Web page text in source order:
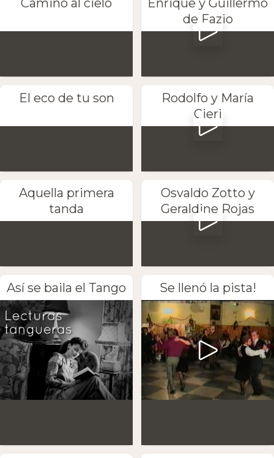
Camino al cielo
Enrique y Guillermo
de Fazio
El eco de tu son
Rodolfo y María
Cieri
Aquella primera
tanda
Osvaldo Zotto y
Geraldine Rojas
Así se baila el Tango Se llenó la pista!